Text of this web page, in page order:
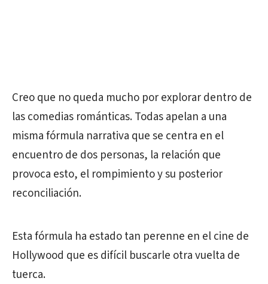
Creo que no queda mucho por explorar dentro de
las comedias románticas. Todas apelan a una
misma fórmula narrativa que se centra en el
encuentro de dos personas, la relación que
provoca esto, el rompimiento y su posterior
reconciliación.
Esta fórmula ha estado tan perenne en el cine de
Hollywood que es difícil buscarle otra vuelta de
tuerca.